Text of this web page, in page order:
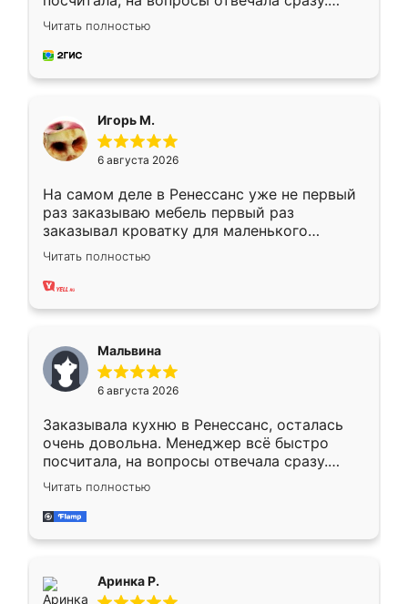
Замерщик приехал в субботу, подошёл к
делу со всей ответственностью. Собрали
за день, ребята работали аккуратно, даже
Читать полностью
Игорь М.
6 августа 2026
На самом деле в Ренессанс уже не первый
раз заказываю мебель первый раз
заказывал кроватку для маленького
ребёнка при его рождении ,во второй раз
заказал шкаф-купе. По качеству очень
хорошее сборка достаточно быстрая,
меньше, здесь же он более разнообразный.
Мне нравится ,если что-то потребуется из
мебели буду заказывать только здесь.
Читать полностью
Мальвина
6 августа 2026
Заказывала кухню в Ренессанс, осталась
очень довольна. Менеджер всё быстро
посчитала, на вопросы отвечала сразу.
Замерщик приехал в субботу, подошёл к
делу со всей ответственностью. Собрали
за день, ребята работали аккуратно, даже
Читать полностью
Аринка Р.